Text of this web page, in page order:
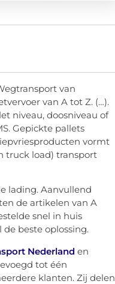
van
van A tot Z. (…).
niveau, doosniveau of
Gepickte pallets
vormt
truck load) transport
lading. Aanvullend
de artikelen van A
snel in huis
de beste oplossing.
Nederland en
tot één
klanten. Zij delen